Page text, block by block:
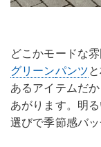
どこかモードな
グリーンパンツ
あるアイテムだ
あがります。明
選びで季節感バッ